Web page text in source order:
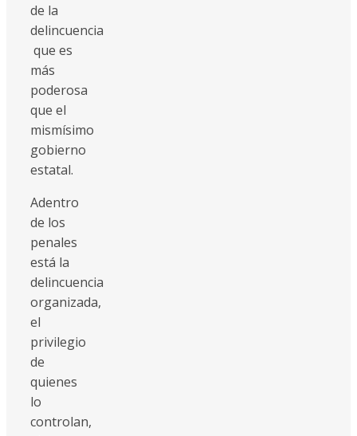
de la
delincuencia
que es
más
poderosa
que el
mismísimo
gobierno
estatal.
Adentro
de los
penales
está la
delincuencia
organizada,
el
privilegio
de
quienes
lo
controlan,